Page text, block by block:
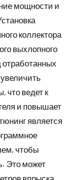
мощности и
коллектора
выхлопного
отработанных
что ведет к
и повышает
является
чтобы
Это может